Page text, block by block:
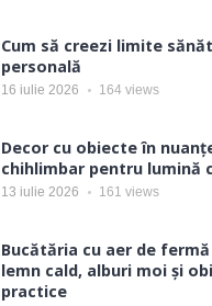
Cum să creezi limite
personală
16 iulie 2026 164 views
Decor cu obiecte în
chihlimbar pentru lumină
13 iulie 2026 161 views
Bucătăria cu aer de
lemn cald, alburi moi și
practice